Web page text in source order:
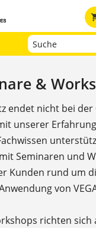
&
endet nicht bei
unserer
Seminaren und
Kunden rund um
von
richten sich